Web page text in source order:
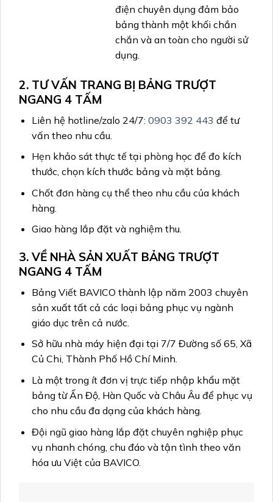
điện chuyên dụng đảm bảo
bảng thành một khối chắn
chắn và an toàn cho người sử
dụng.
2. TƯ VẤN TRANG BỊ BẢNG TRƯỢT
NGANG 4 TẤM
Liên hệ hotline/zalo 24/7: 0903 392 443 để tư
vấn theo nhu cầu.
Hẹn khảo sát thực tế tại phòng học để đo kích
thước, chọn kích thước bảng và mặt bảng.
Chốt đơn hàng cụ thể theo nhu cầu của khách
hàng.
Giao hàng lắp đặt và nghiệm thu.
3. VỀ NHÀ SẢN XUẤT BẢNG TRƯỢT
NGANG 4 TẤM
Bảng Viết BAVICO thành lập năm 2003 chuyên
sản xuất tất cả các loại bảng phục vụ ngành
giáo dục trên cả nước.
Sở hữu nhà máy hiện đại tại 7/7 Đường số 65, Xã
Củ Chi, Thành Phố Hồ Chí Minh.
Là một trong ít đơn vị trực tiếp nhập khẩu mặt
bảng từ Ấn Độ, Hàn Quốc và Châu Âu để phục vụ
cho nhu cầu đa dạng của khách hàng.
Đội ngũ giao hàng lắp đặt chuyên nghiệp phục
vụ nhanh chóng, chu đáo và tận tình theo văn
hóa ưu Việt của BAVICO.